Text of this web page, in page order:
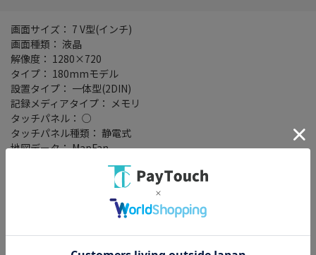
画面サイズ： 7 V型(インチ)
画面種類： 液晶
解像度： 1280×720
タイプ： 180mmモデル
設置タイプ： 一体型(2DIN)
記録メディアタイプ： メモリ
タッチパネル： ○
タッチパネル種類： 静電式
地図データ： MapFan
TVチューナー： フルセグ(地デジ)
4x4地デジチューナー： ○
Bluetooth： Bluetooth 4.2+EDR
ワイドFM： ○